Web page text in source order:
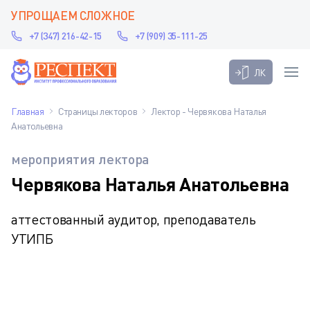
УПРОЩАЕМ СЛОЖНОЕ
+7 (347) 216-42-15 +7 (909) 35-111-25
ЛК
Главная Страницы лекторов
Лектор - Червякова Наталья
Анатольевна
мероприятия лектора
Червякова Наталья Анатольевна
аттестованный аудитор, преподаватель
УТИПБ